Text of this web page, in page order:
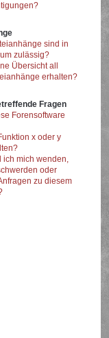
sind in
zulässig?
Übersicht all
erhalten?
Fragen
Forensoftware
x oder y
ich mich wenden,
oder
zu diesem